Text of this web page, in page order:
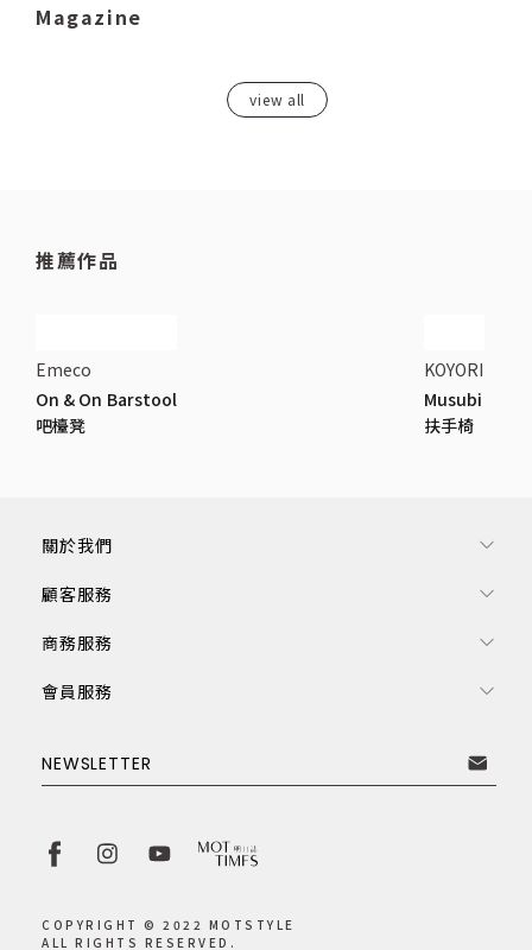
訂閱電子報
Magazine
view all
推薦作品
Emeco
On & On Barstool
吧檯凳
KOYORI
Musubi
扶手椅
關於我們
顧客服務
商務服務
會員服務
NEWSLETTER
COPYRIGHT © 2022 MOTSTYLE
ALL RIGHTS RESERVED.